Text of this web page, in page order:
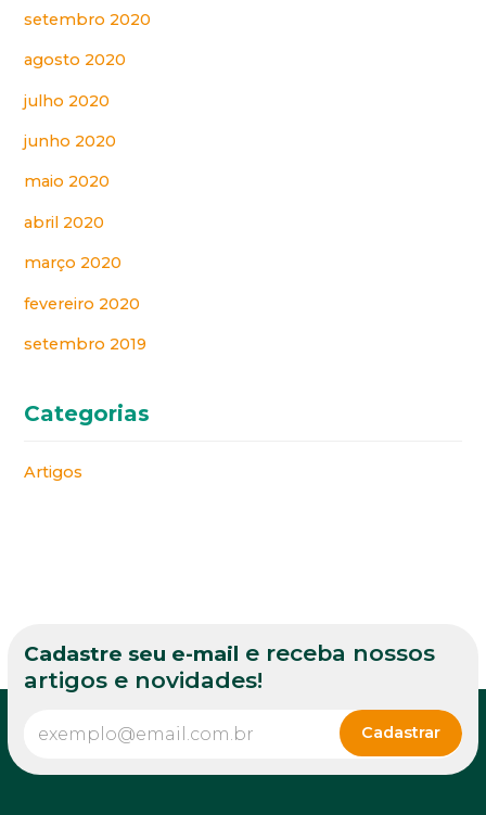
setembro 2020
agosto 2020
julho 2020
junho 2020
maio 2020
abril 2020
março 2020
fevereiro 2020
setembro 2019
Categorias
Artigos
Cadastre seu e-mail e receba nossos
artigos e novidades!